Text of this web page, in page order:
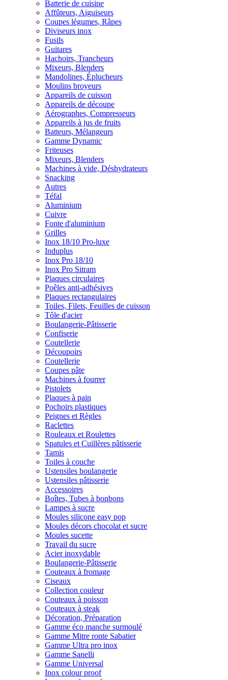
Batterie de cuisine
Affûteurs, Aiguiseurs
Coupes légumes, Râpes
Diviseurs inox
Fusils
Guitares
Hachoirs, Trancheurs
Mixeurs, Blenders
Mandolines, Éplucheurs
Moulins broyeurs
Appareils de cuisson
Appareils de découpe
Aérographes, Compresseurs
Appareils à jus de fruits
Batteurs, Mélangeurs
Gamme Dynamic
Friteuses
Mixeurs, Blenders
Machines à vide, Déshydrateurs
Snacking
Autres
Téfal
Aluminium
Cuivre
Fonte d'aluminium
Grilles
Inox 18/10 Pro-luxe
Induplus
Inox Pro 18/10
Inox Pro Sitram
Plaques circulaires
Poêles anti-adhésives
Plaques rectangulaires
Toiles, Filets, Feuilles de cuisson
Tôle d'acier
Boulangerie-Pâtisserie
Confiserie
Coutellerie
Découpoirs
Coutellerie
Coupes pâte
Machines à fourrer
Pistolets
Plaques à pain
Pochoirs plastiques
Peignes et Règles
Raclettes
Rouleaux et Roulettes
Spatules et Cuillères pâtisserie
Tamis
Toiles à couche
Ustensiles boulangerie
Ustensiles pâtisserie
Accessoires
Boîtes, Tubes à bonbons
Lampes à sucre
Moules silicone easy pop
Moules décors chocolat et sucre
Moules sucette
Travail du sucre
Acier inoxydable
Boulangerie-Pâtisserie
Couteaux à fromage
Ciseaux
Collection couleur
Couteaux à poisson
Couteaux à steak
Décoration, Préparation
Gamme éco manche surmoulé
Gamme Mitre ronte Sabatier
Gamme Ultra pro inox
Gamme Sanelli
Gamme Universal
Inox colour proof